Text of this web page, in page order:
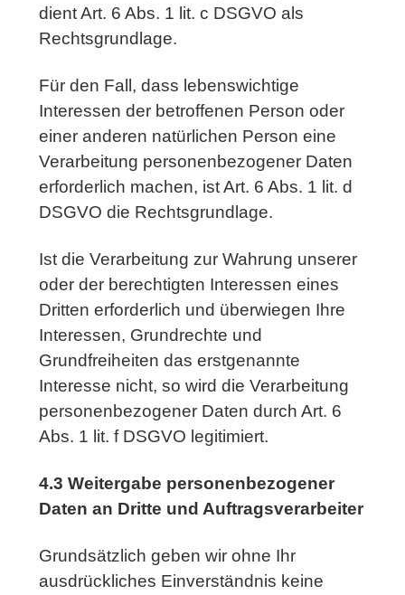
dient Art. 6 Abs. 1 lit. c DSGVO als
Rechtsgrundlage.
Für den Fall, dass lebenswichtige
Interessen der betroffenen Person oder
einer anderen natürlichen Person eine
Verarbeitung personenbezogener Daten
erforderlich machen, ist Art. 6 Abs. 1 lit. d
DSGVO die Rechtsgrundlage.
Ist die Verarbeitung zur Wahrung unserer
oder der berechtigten Interessen eines
Dritten erforderlich und überwiegen Ihre
Interessen, Grundrechte und
Grundfreiheiten das erstgenannte
Interesse nicht, so wird die Verarbeitung
personenbezogener Daten durch Art. 6
Abs. 1 lit. f DSGVO legitimiert.
4.3 Weitergabe personenbezogener
Daten an Dritte und Auftragsverarbeiter
Grundsätzlich geben wir ohne Ihr
ausdrückliches Einverständnis keine